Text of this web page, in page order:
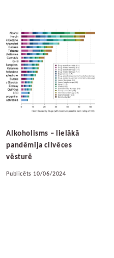
Alkoholisms – lielākā
pandēmija cilvēces
vēsturē
Publicēts 10/06/2024